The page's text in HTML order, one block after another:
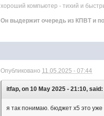
хороший компьютер - тихий и
Он выдержит очередь из КПВТ и
Опубликовано 11.05.2025 - 07:44
itfap, on 10 May 2025 - 21:10, said:
я так понимаю. бюджет х5 это